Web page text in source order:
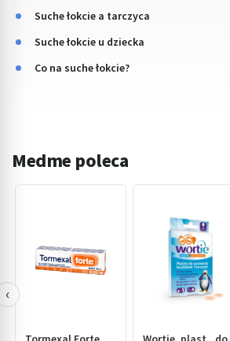
Suche łokcie a tarczyca
Suche łokcie u dziecka
Co na suche łokcie?
Medme poleca
‹